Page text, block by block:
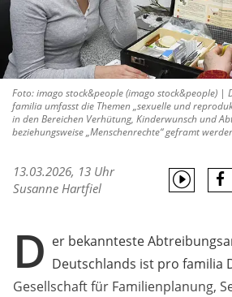
Foto: imago stock&people (imago stock&people) |
familia umfasst die Themen „sexuelle und
in den Bereichen Verhütung, Kinderwunsch und
beziehungsweise „Menschenrechte“ geframt
13.03.2026, 13 Uhr
Susanne Hartfiel
D er bekannteste
Deutschlands ist pro familia
Gesellschaft für Familienplanung,